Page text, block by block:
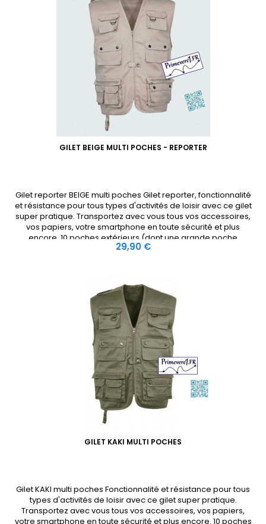
GILET BEIGE MULTI POCHES - REPORTER
Gilet reporter BEIGE multi poches Gilet reporter, fonctionnalité
et résistance pour tous types d'activités de loisir avec ce gilet
super pratique. Transportez avec vous tous vos accessoires,
vos papiers, votre smartphone en toute sécurité et plus
encore. 10 poches extérieurs (dont une grande poche
gibecière dos) et 4 poches intérieures, fermées par zip ou...
Prix
29,90 €
GILET KAKI MULTI POCHES
Gilet KAKI multi poches Fonctionnalité et résistance pour tous
types d'activités de loisir avec ce gilet super pratique.
Transportez avec vous tous vos accessoires, vos papiers,
votre smartphone en toute sécurité et plus encore. 10 poches